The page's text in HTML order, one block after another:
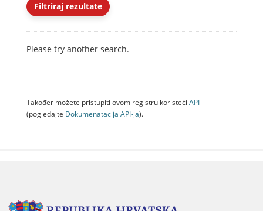
Filtriraj rezultate
Please try another search.
Također možete pristupiti ovom registru koristeći API
(pogledajte Dokumenаtаcijа API-jа).